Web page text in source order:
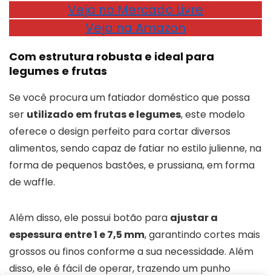
Veja no Mercado Livre
Veja na Amazon
Com estrutura robusta e ideal para
legumes e frutas
Se você procura um fatiador doméstico que possa
ser utilizado em frutas e legumes, este modelo
oferece o design perfeito para cortar diversos
alimentos, sendo capaz de fatiar no estilo julienne, na
forma de pequenos bastões, e prussiana, em forma
de waffle.
Além disso, ele possui botão para ajustar a
espessura entre 1 e 7,5 mm, garantindo cortes mais
grossos ou finos conforme a sua necessidade. Além
disso, ele é fácil de operar, trazendo um punho